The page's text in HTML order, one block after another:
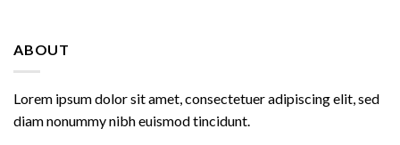
ABOUT
Lorem ipsum dolor sit amet, consectetuer adipiscing elit, sed
diam nonummy nibh euismod tincidunt.